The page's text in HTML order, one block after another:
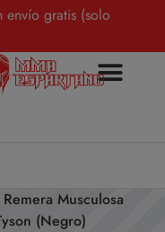
gratis (solo
Musculosa
(Negro)